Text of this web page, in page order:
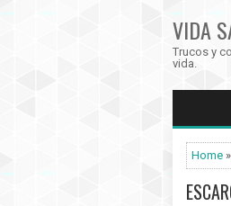
VIDA
Trucos y
vida.
Home »